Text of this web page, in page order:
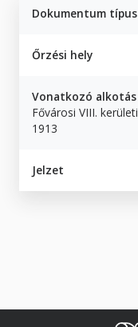
Dokumentum
Őrzési hely
Vonatkozó alkotás
Fővárosi VIII.
1913
Jelzet